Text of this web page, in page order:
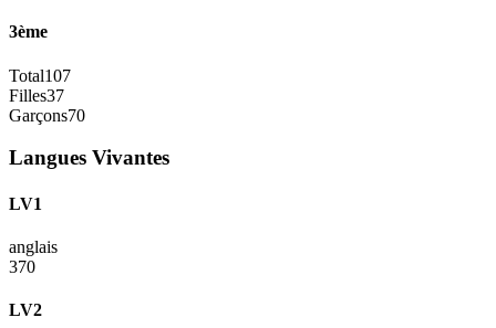
3ème
Total107
Filles37
Garçons70
Langues Vivantes
LV1
anglais
370
LV2